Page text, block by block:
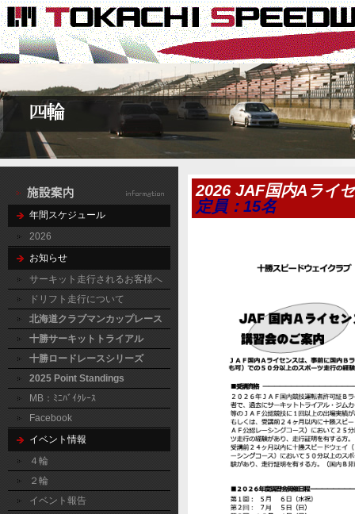
年間スケジュール
2026
お知らせ
サーキット走行されるお客様へ
ドリフト走行について
北海道クラブマンカップレース
十勝サーキットトライアル
十勝ロードレースシリーズ
2025 Point Standings
MB：ﾐﾆﾊﾞｲｸﾚｰｽ
Facebook
イベント情報
４輪
２輪
イベント報告
2026 JAF国内Aライ
定員：15名